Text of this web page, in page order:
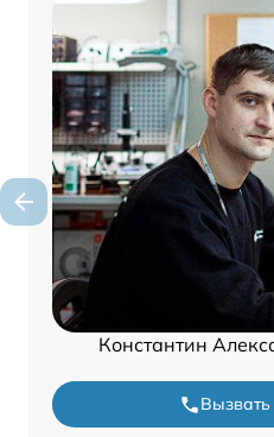
Константин
Вызвать